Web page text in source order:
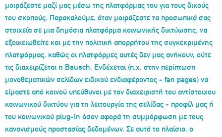
μοιράζεστε μαζί μας μέσω της πλατφόρμας του για τους δικούς
του σκοπούς. Παρακαλούμε, όταν μοιράζεστε τα προσωπικά σας
στοιχεία σε μια δημόσια πλατφόρμα κοινωνικής δικτύωσης, να
εξοικειωθείτε και με την πολιτική απορρήτου της συγκεκριμένης
πλατφόρμας, καθώς οι πλατφόρμες αυτές δεν μας ανήκουν, ούτε
τις διαχειρίζεται η Bausch. Ενδέχεται (π.χ. στην περίπτωση
μονοθεματικών σελίδων ειδικού ενδιαφέροντος - fan pages) να
είμαστε από κοινού υπεύθυνοι με τον διαχειριστή του αντίστοιχου
κοινωνικού δικτύου για τη λειτουργία της σελίδας - προφίλ μας ή
του κοινωνικού plug-in όσον αφορά τη συμμόρφωση με τους
κανονισμούς προστασίας δεδομένων. Σε αυτό το πλαίσιο, ο